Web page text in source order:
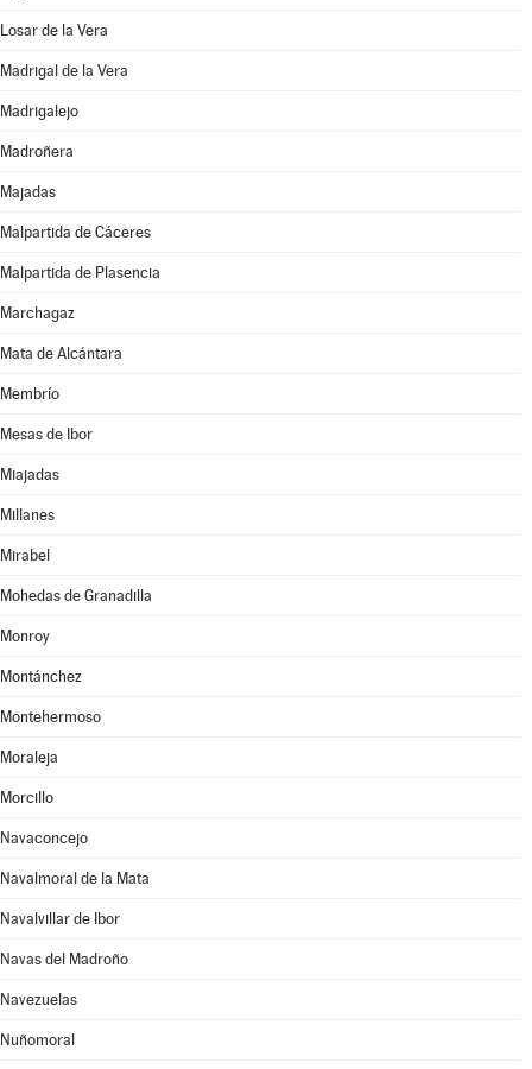
Losar de la Vera
Madrigal de la Vera
Madrigalejo
Madroñera
Majadas
Malpartida de Cáceres
Malpartida de Plasencia
Marchagaz
Mata de Alcántara
Membrío
Mesas de Ibor
Miajadas
Millanes
Mirabel
Mohedas de Granadilla
Monroy
Montánchez
Montehermoso
Moraleja
Morcillo
Navaconcejo
Navalmoral de la Mata
Navalvillar de Ibor
Navas del Madroño
Navezuelas
Nuñomoral